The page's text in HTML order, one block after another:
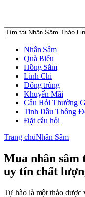
Nhân Sâm
Quà Biếu
Hồng Sâm
Linh Chi
Đông trùng
Khuyến Mãi
Câu Hỏi Thường
Tinh Dầu Thông
Đặt câu hỏi
Trang chủNhân Sâm
Mua nhân sâm
uy tín chất
Tự hào là một thảo dược